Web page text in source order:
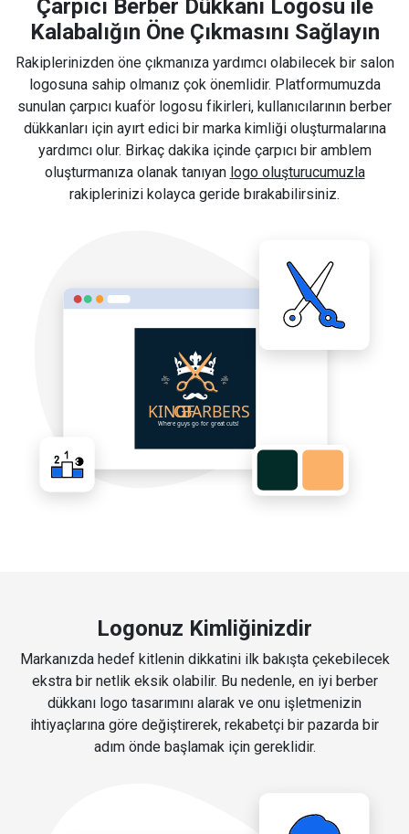
Çarpıcı Berber Dükkanı Logosu ile
Kalabalığın Öne Çıkmasını Sağlayın
Rakiplerinizden öne çıkmanıza yardımcı olabilecek bir salon
logosuna sahip olmanız çok önemlidir. Platformumuzda
sunulan çarpıcı kuaför logosu fikirleri, kullanıcılarının berber
dükkanları için ayırt edici bir marka kimliği oluşturmalarına
yardımcı olur. Birkaç dakika içinde çarpıcı bir amblem
oluşturmanıza olanak tanıyan logo oluşturucumuzla
rakiplerinizi kolayca geride bırakabilirsiniz.
Logonuz Kimliğinizdir
Markanızda hedef kitlenin dikkatini ilk bakışta çekebilecek
ekstra bir netlik eksik olabilir. Bu nedenle, en iyi berber
dükkanı logo tasarımını alarak ve onu işletmenizin
ihtiyaçlarına göre değiştirerek, rekabetçi bir pazarda bir
adım önde başlamak için gereklidir.